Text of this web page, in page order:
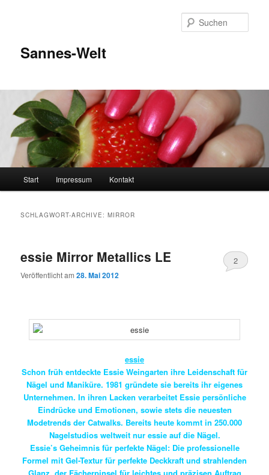
Sannes-Welt
Start Impressum Kontakt
SCHLAGWORT-ARCHIVE:MIRROR
essie Mirror Metallics LE
Veröffentlicht am28. Mai 2012
2
essie
Schon früh entdeckte Essie Weingarten ihre Leidenschaft für
Nägel und Maniküre. 1981 gründete sie bereits ihr eigenes
Unternehmen. In ihren Lacken verarbeitet Essie persönliche
Eindrücke und Emotionen, sowie stets die neuesten
Modetrends der Catwalks. Bereits heute kommt in 250.000
Nagelstudios weltweit nur essie auf die Nägel.
Essie’s Geheimnis für perfekte Nägel: Die professionelle
Formel mit Gel-Textur für perfekte Deckkraft und strahlenden
Glanz, der Fächerpinsel für leichtes und präzisen Auftrag